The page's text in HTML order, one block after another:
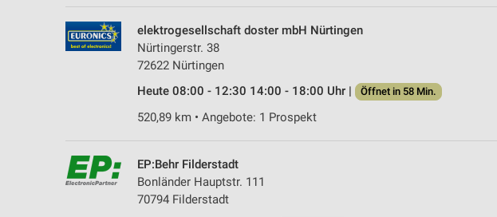
elektrogesellschaft doster mbH Nürtingen
Nürtingerstr. 38
72622 Nürtingen
Heute 08:00 - 12:30 14:00 - 18:00 Uhr |
Öffnet in 58 Min.
520,89 km • Angebote: 1 Prospekt
EP:Behr Filderstadt
Bonländer Hauptstr. 111
70794 Filderstadt